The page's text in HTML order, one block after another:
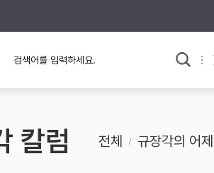
늘
사료와 문학으로 본
고대
고려
칼럼 전체 규장각의 어